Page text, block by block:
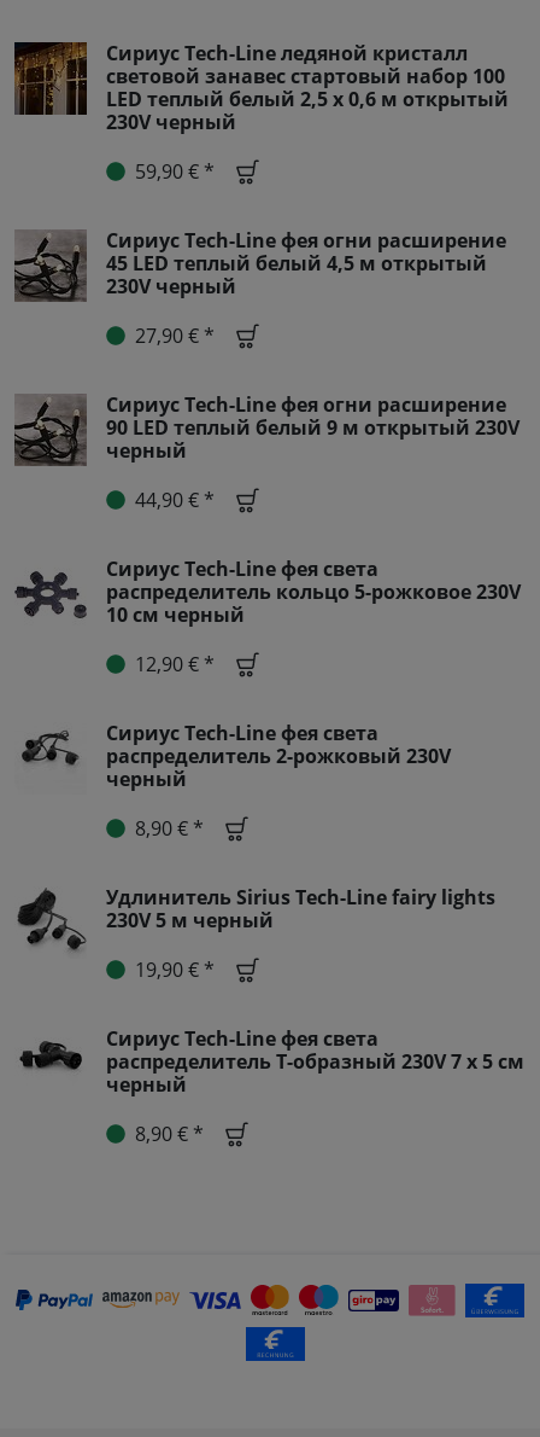
Сириус Tech-Line ледяной кристалл
световой занавес стартовый набор 100
LED теплый белый 2,5 x 0,6 м открытый
230V черный
59,90 € *
Сириус Tech-Line фея огни расширение
45 LED теплый белый 4,5 м открытый
230V черный
27,90 € *
Сириус Tech-Line фея огни расширение
90 LED теплый белый 9 м открытый 230V
черный
44,90 € *
Сириус Tech-Line фея света
распределитель кольцо 5-рожковое 230V
10 см черный
12,90 € *
Сириус Tech-Line фея света
распределитель 2-рожковый 230V
черный
8,90 € *
Удлинитель Sirius Tech-Line fairy lights
230V 5 м черный
19,90 € *
Сириус Tech-Line фея света
распределитель T-образный 230V 7 x 5 см
черный
8,90 € *